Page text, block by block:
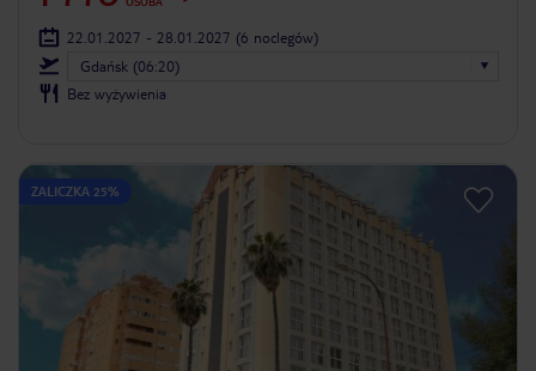
22.01.2027 - 28.01.2027 (6 noclegów)
Gdańsk (06:20)
Bez wyżywienia
ZALICZKA 25%